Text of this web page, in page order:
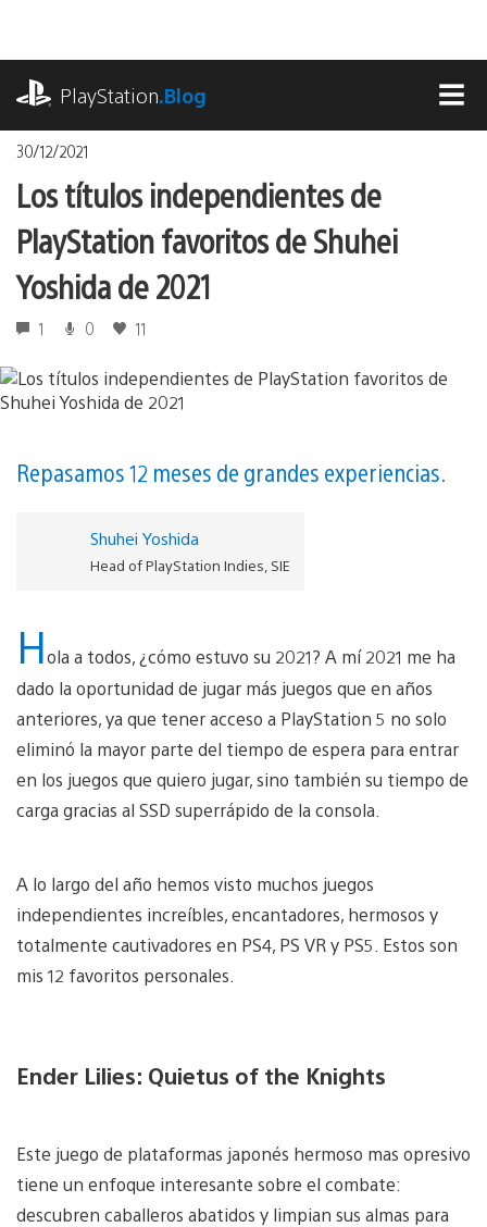
contenido
PlayStation.Blog
30/12/2021
Los títulos independientes de
PlayStation favoritos de Shuhei
Yoshida de 2021
1 0 11
Repasamos 12 meses de grandes experiencias.
Shuhei Yoshida
Head of PlayStation Indies, SIE
Hola a todos, ¿cómo estuvo su 2021? A mí 2021 me ha
dado la oportunidad de jugar más juegos que en años
anteriores, ya que tener acceso a PlayStation 5 no solo
eliminó la mayor parte del tiempo de espera para entrar
en los juegos que quiero jugar, sino también su tiempo de
carga gracias al SSD superrápido de la consola.
A lo largo del año hemos visto muchos juegos
independientes increíbles, encantadores, hermosos y
totalmente cautivadores en PS4, PS VR y PS5. Estos son
mis 12 favoritos personales.
Ender Lilies: Quietus of the Knights
Este juego de plataformas japonés hermoso mas opresivo
tiene un enfoque interesante sobre el combate:
descubren caballeros abatidos y limpian sus almas para